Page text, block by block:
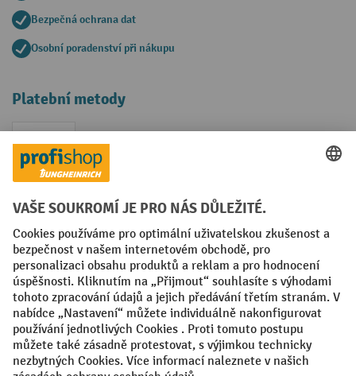
Bezpečná ochrana dat
Osobní poradenství při nákupu
Platební metody
Faktura
Sociální sítě
Facebook
YouTubeLinkedIn
VODP Otisk
Prohlášení o ochraně osobních údajů